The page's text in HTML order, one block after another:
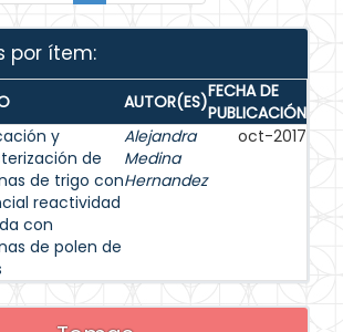
por ítem:
AUTOR(ES)FECHA DE
PUBLICACIÓN
y
de
de trigo con
reactividad
con
de polen de
Alejandra
Medina
Hernandez
oct-2017